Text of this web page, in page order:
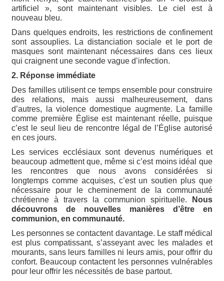
artificiel », sont maintenant visibles. Le ciel est à
nouveau bleu.
Dans quelques endroits, les restrictions de confinement
sont assouplies. La distanciation sociale et le port de
masques sont maintenant nécessaires dans ces lieux
qui craignent une seconde vague d’infection.
2. Réponse immédiate
Des familles utilisent ce temps ensemble pour construire
des relations, mais aussi malheureusement, dans
d’autres, la violence domestique augmente. La famille
comme première Église est maintenant réelle, puisque
c’est le seul lieu de rencontre légal de l’Église autorisé
en ces jours.
Les services ecclésiaux sont devenus numériques et
beaucoup admettent que, même si c’est moins idéal que
les rencontres que nous avons considérées si
longtemps comme acquises, c’est un soutien plus que
nécessaire pour le cheminement de la communauté
chrétienne à travers la communion spirituelle.
Nous
découvrons de nouvelles manières d’être en
communion, en communauté.
Les personnes se contactent davantage. Le staff médical
est plus compatissant, s’asseyant avec les malades et
mourants, sans leurs familles ni leurs amis, pour offrir du
confort. Beaucoup contactent les personnes vulnérables
pour leur offrir les nécessités de base partout.